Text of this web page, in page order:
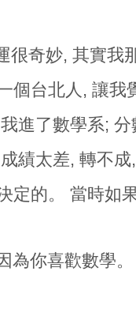
很奇妙, 其實我
個台北人, 讓
進了數學系;
績太差, 轉不
的。 當時如
為你喜歡數學。